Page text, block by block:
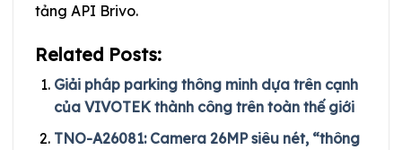
tảng API Brivo.
Related Posts:
Giải pháp parking thông minh dựa trên cạnh
của VIVOTEK thành công trên toàn thế giới
TNO-A26081: Camera 26MP siêu nét, “thông